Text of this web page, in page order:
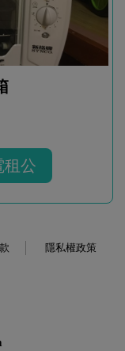
租公
隱私權政策